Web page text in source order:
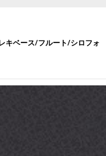
キベース/フルート/シロフォ